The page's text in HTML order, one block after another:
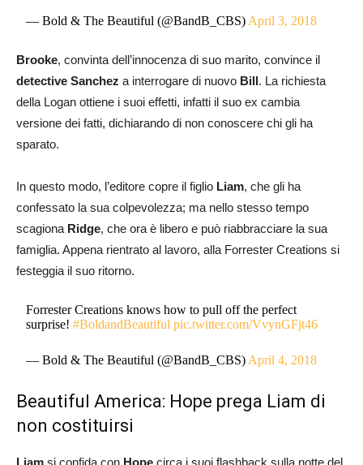
— Bold & The Beautiful (@BandB_CBS) April 3, 2018
Brooke, convinta dell’innocenza di suo marito, convince il
detective Sanchez a interrogare di nuovo Bill. La richiesta
della Logan ottiene i suoi effetti, infatti il suo ex cambia
versione dei fatti, dichiarando di non conoscere chi gli ha
sparato.
In questo modo, l’editore copre il figlio Liam, che gli ha
confessato la sua colpevolezza; ma nello stesso tempo
scagiona Ridge, che ora è libero e può riabbracciare la sua
famiglia. Appena rientrato al lavoro, alla Forrester Creations si
festeggia il suo ritorno.
Forrester Creations knows how to pull off the perfect
surprise!#BoldandBeautiful pic.twitter.com/VvynGFjt46
— Bold & The Beautiful (@BandB_CBS) April 4, 2018
Beautiful America: Hope prega Liam di
non costituirsi
Liam si confida con Hope circa i suoi flashback sulla notte del